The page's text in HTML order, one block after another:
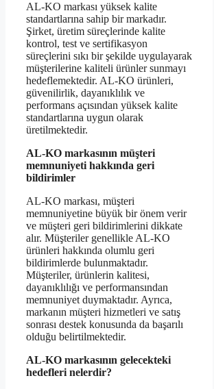
AL-KO markası yüksek kalite
standartlarına sahip bir markadır.
Şirket, üretim süreçlerinde kalite
kontrol, test ve sertifikasyon
süreçlerini sıkı bir şekilde uygulayarak
müşterilerine kaliteli ürünler sunmayı
hedeflemektedir. AL-KO ürünleri,
güvenilirlik, dayanıklılık ve
performans açısından yüksek kalite
standartlarına uygun olarak
üretilmektedir.
AL-KO markasının müşteri
memnuniyeti hakkında geri
bildirimler
AL-KO markası, müşteri
memnuniyetine büyük bir önem verir
ve müşteri geri bildirimlerini dikkate
alır. Müşteriler genellikle AL-KO
ürünleri hakkında olumlu geri
bildirimlerde bulunmaktadır.
Müşteriler, ürünlerin kalitesi,
dayanıklılığı ve performansından
memnuniyet duymaktadır. Ayrıca,
markanın müşteri hizmetleri ve satış
sonrası destek konusunda da başarılı
olduğu belirtilmektedir.
AL-KO markasının gelecekteki
hedefleri nelerdir?